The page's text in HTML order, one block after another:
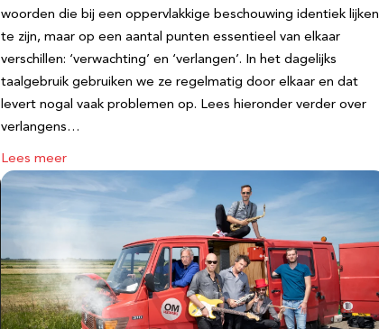
woorden die bij een oppervlakkige beschouwing identiek lijken
te zijn, maar op een aantal punten essentieel van elkaar
verschillen: ‘verwachting’ en ‘verlangen’. In het dagelijks
taalgebruik gebruiken we ze regelmatig door elkaar en dat
levert nogal vaak problemen op. Lees hieronder verder over
verlangens…
Lees meer